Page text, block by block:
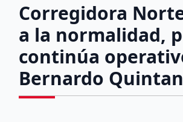
Corregidora
a la normalidad,
continúa
Bernardo